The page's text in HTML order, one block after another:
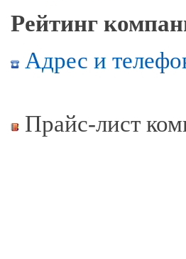
Рейтинг
Адрес и
Прайс-лист